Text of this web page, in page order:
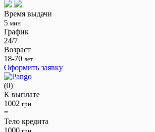
Время выдачи
5 мин
График
24/7
Возраст
18-70 лет
Оформить заявку
(0)
К выплате
1002 грн
=
Тело кредита